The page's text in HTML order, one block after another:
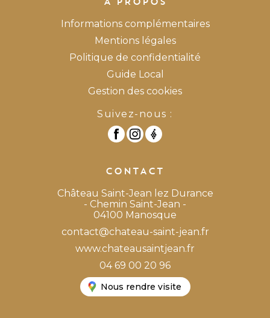
Informations complémentaires
Mentions légales
Politique de confidentialité
Guide Local
Gestion des cookies
Suivez-nous :
CONTACT
Château Saint-Jean lez Durance
- Chemin Saint-Jean -
04100 Manosque
contact@chateau-saint-jean.fr
www.chateausaintjean.fr
04 69 00 20 96
Nous rendre visite